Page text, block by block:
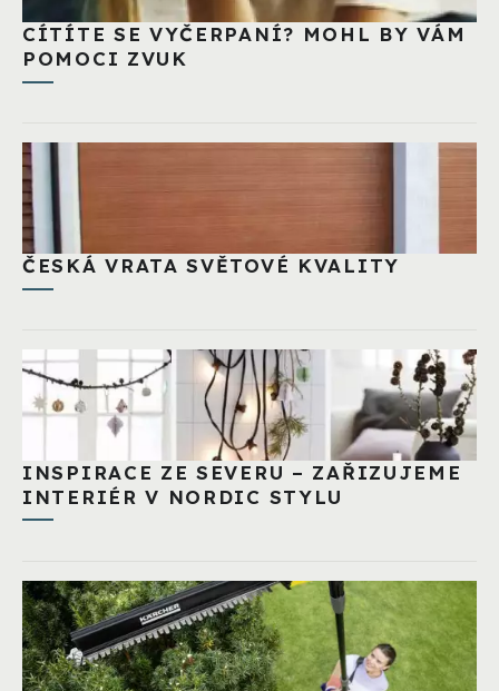
CÍTÍTE SE VYČERPANÍ? MOHL BY VÁM
POMOCI ZVUK
ČESKÁ VRATA SVĚTOVÉ KVALITY
INSPIRACE ZE SEVERU – ZAŘIZUJEME
INTERIÉR V NORDIC STYLU